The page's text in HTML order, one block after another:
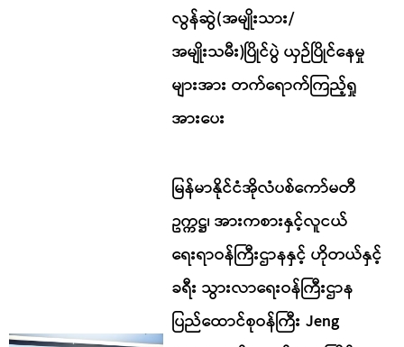
လွန်ဆွဲ(အမျိုးသား/
အမျိုးသမီး)ပြိုင်ပွဲ ယှဉ်ပြိုင်နေမှု
များအား တက်ရောက်ကြည့်ရှု
အားပေး
မြန်မာနိုင်ငံအိုလံပစ်ကော်မတီ
ဥက္ကဋ္ဌ၊ အားကစားနှင့်လူငယ်
ရေးရာဝန်ကြီးဌာနနှင့် ဟိုတယ်နှင့်
ခရီး သွားလာရေးဝန်ကြီးဌာန
ပြည်ထောင်စုဝန်ကြီး Jeng